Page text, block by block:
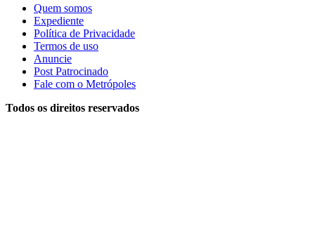
Quem somos
Expediente
Política de Privacidade
Termos de uso
Anuncie
Post Patrocinado
Fale com o Metrópoles
Todos os direitos reservados